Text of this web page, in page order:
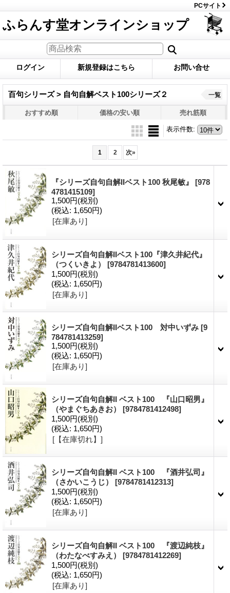
PCサイト
ふらんす堂オンラインショップ
ログイン 新規登録はこちら お問い合せ
百句シリーズ > 自句自解ベスト100シリーズ２ 一覧
おすすめ順 価格の安い順 売れ筋順
表示件数:
1 2 次»
『シリーズ自句自解IIベスト100 秋尾敏』 [978
4781415109]
1,500円(税別)
(税込: 1,650円)
[在庫あり]
シリーズ自句自解IIベスト100『津久井紀代』
（つくいきよ） [9784781413600]
1,500円(税別)
(税込: 1,650円)
[在庫あり]
シリーズ自句自解IIベスト100 対中いずみ [9
784781413259]
1,500円(税別)
(税込: 1,650円)
[在庫あり]
シリーズ自句自解II ベスト100 『山口昭男』
（やまぐちあきお） [9784781412498]
1,500円(税別)
(税込: 1,650円)
[【在庫切れ】]
シリーズ自句自解II ベスト100 『酒井弘司』
（さかいこうじ） [9784781412313]
1,500円(税別)
(税込: 1,650円)
[在庫あり]
シリーズ自句自解II ベスト100 『渡辺純枝』
（わたなべすみえ） [9784781412269]
1,500円(税別)
(税込: 1,650円)
[在庫あり]